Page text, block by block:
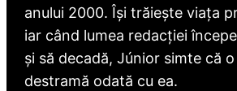
anului 2000. Își trăiește viața
iar când lumea redacției
și să decadă, Júnior simte că
destramă odată cu ea.